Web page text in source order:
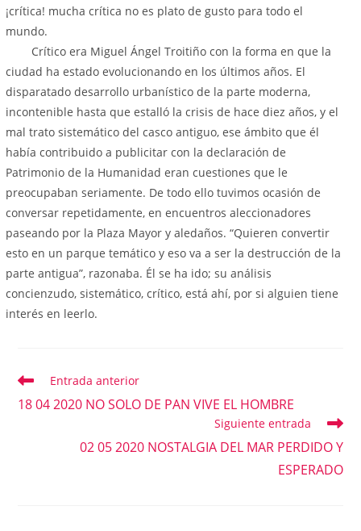
¡crítica! mucha crítica no es plato de gusto para todo el
mundo.
Crítico era Miguel Ángel Troitiño con la forma en que la
ciudad ha estado evolucionando en los últimos años. El
disparatado desarrollo urbanístico de la parte moderna,
incontenible hasta que estalló la crisis de hace diez años, y el
mal trato sistemático del casco antiguo, ese ámbito que él
había contribuido a publicitar con la declaración de
Patrimonio de la Humanidad eran cuestiones que le
preocupaban seriamente. De todo ello tuvimos ocasión de
conversar repetidamente, en encuentros aleccionadores
paseando por la Plaza Mayor y aledaños. “Quieren convertir
esto en un parque temático y eso va a ser la destrucción de la
parte antigua”, razonaba. Él se ha ido; su análisis
concienzudo, sistemático, crítico, está ahí, por si alguien tiene
interés en leerlo.
Leer
artículos
Entrada anterior
18 04 2020 NO SOLO DE PAN VIVE EL HOMBRE
Siguiente entrada
02 05 2020 NOSTALGIA DEL MAR PERDIDO Y
ESPERADO